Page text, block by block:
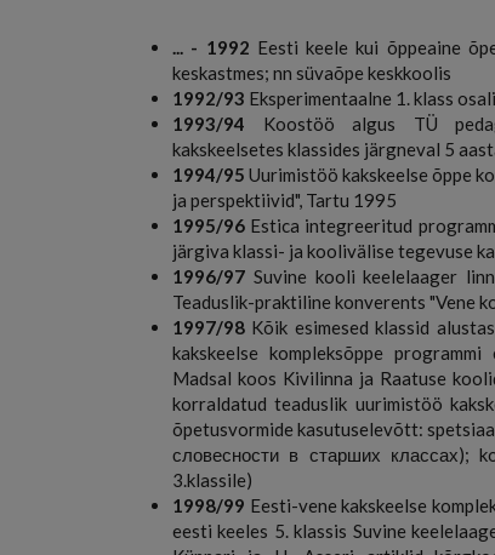
... - 1992 Eesti keele kui õppeaine
keskastmes; nn süvaõpe keskkoolis
1992/93 Eksperimentaalne 1. klass
1993/94 Koostöö algus TÜ
kakskeelsetes klassides järgneval 5
1994/95 Uurimistöö kakskeelse õppe
ja perspektiivid", Tartu 1995
1995/96 Estica integreeritud
järgiva klassi- ja koolivälise tegevuse
1996/97 Suvine kooli keelelaager
Teaduslik-praktiline konverents "Vene
1997/98 Kõik esimesed klassid
kakskeelse kompleksõppe
Madsal koos Kivilinna ja Raatuse
korraldatud teaduslik uurimistöö
õpetusvormide kasutuselevõtt:
словесности в старших классах);
3.klassile)
1998/99 Eesti-vene kakskeelse
eesti keeles 5. klassis Suvine